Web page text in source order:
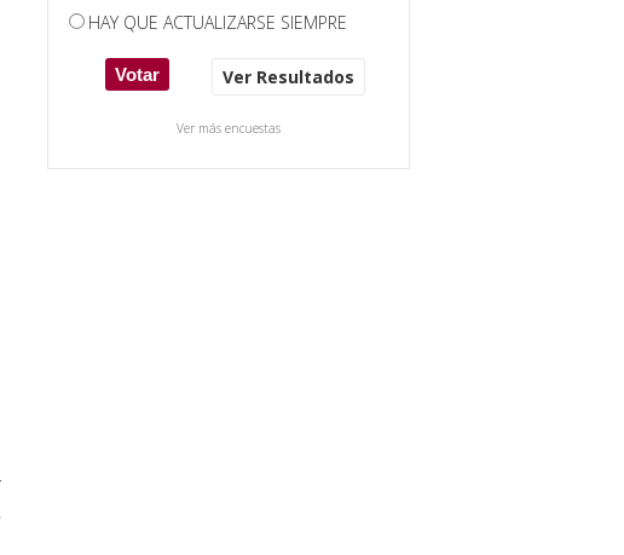
HAY QUE ACTUALIZARSE SIEMPRE
Ver Resultados
Ver más encuestas